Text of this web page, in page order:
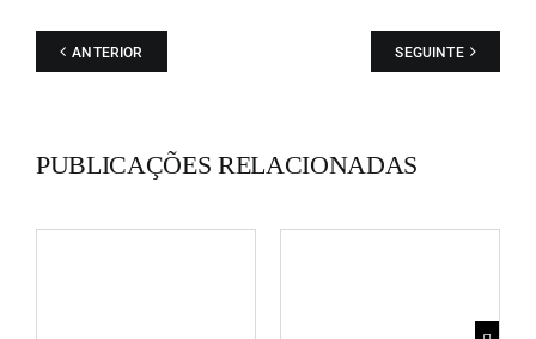
ANTERIOR SEGUINTE
PUBLICAÇÕES RELACIONADAS